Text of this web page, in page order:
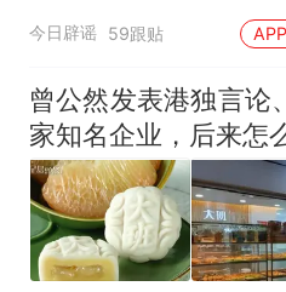
（2026·08·06）
今日辟谣 59跟贴
曾公然发表港独言论
家知名企业，后来怎